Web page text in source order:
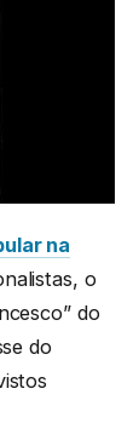
na
o
do
do